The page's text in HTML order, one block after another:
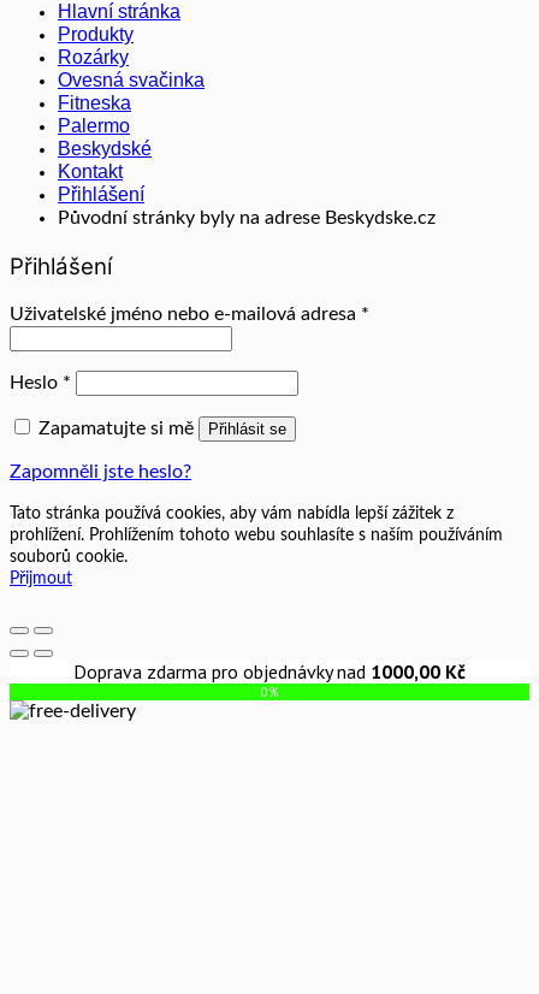
Hlavní stránka
Produkty
Rozárky
Ovesná svačinka
Fitneska
Palermo
Beskydské
Kontakt
Přihlášení
Původní stránky byly na adrese Beskydske.cz
Přihlášení
Uživatelské jméno nebo e-mailová adresa *
Heslo *
Zapamatujte si mě Přihlásit se
Zapomněli jste heslo?
Tato stránka používá cookies, aby vám nabídla lepší zážitek z
prohlížení. Prohlížením tohoto webu souhlasíte s naším používáním
souborů cookie.
Přijmout
Doprava zdarma pro objednávky nad 1000,00 Kč
0%